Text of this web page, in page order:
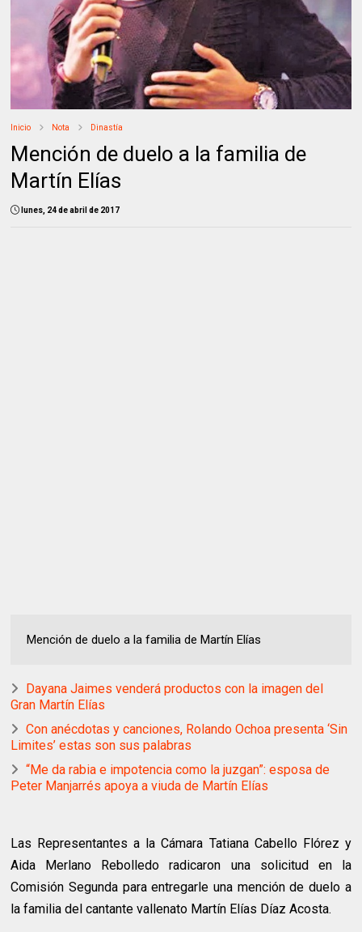
Inicio Nota Dinastía
Mención de duelo a la familia de
Martín Elías
lunes, 24 de abril de 2017
Mención de duelo a la familia de Martín Elías
Dayana Jaimes venderá productos con la imagen del
Gran Martín Elías
Con anécdotas y canciones, Rolando Ochoa presenta ‘Sin
Limites’ estas son sus palabras
“Me da rabia e impotencia como la juzgan”: esposa de
Peter Manjarrés apoya a viuda de Martín Elías
Las Representantes a la Cámara Tatiana Cabello Flórez y
Aida Merlano Rebolledo radicaron una solicitud en la
Comisión Segunda para entregarle una mención de duelo a
la familia del cantante vallenato Martín Elías Díaz Acosta.